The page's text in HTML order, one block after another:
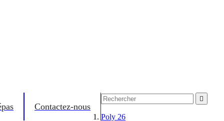
Contactez-nous

Poly 26